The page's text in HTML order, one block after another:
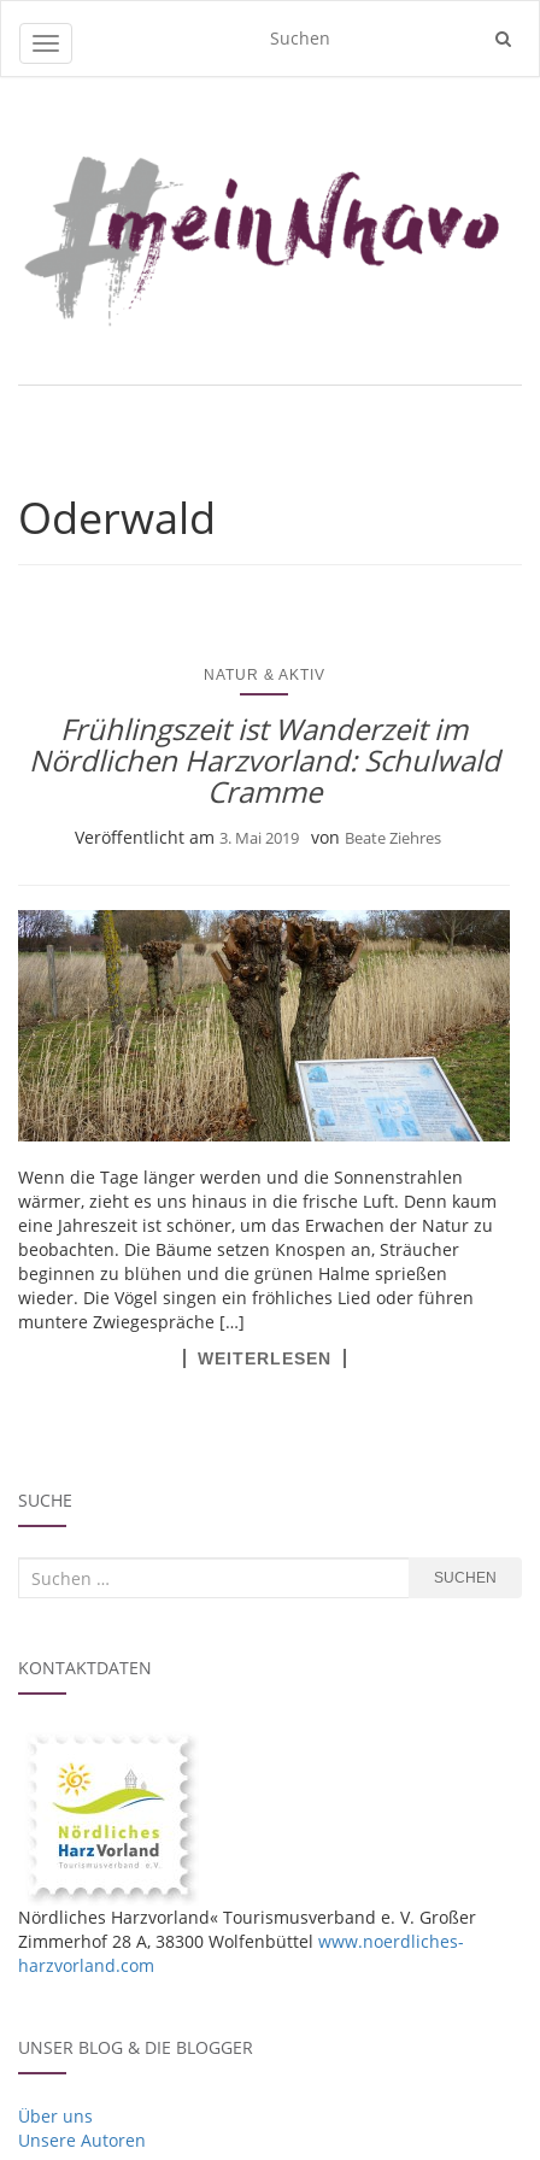
Navigation umschalten
Oderwald
NATUR & AKTIV
Frühlingszeit ist Wanderzeit im
Nördlichen Harzvorland: Schulwald
Cramme
Veröffentlicht am 3. Mai 2019 von Beate Ziehres
Wenn die Tage länger werden und die Sonnenstrahlen
wärmer, zieht es uns hinaus in die frische Luft. Denn kaum
eine Jahreszeit ist schöner, um das Erwachen der Natur zu
beobachten. Die Bäume setzen Knospen an, Sträucher
beginnen zu blühen und die grünen Halme sprießen
wieder. Die Vögel singen ein fröhliches Lied oder führen
muntere Zwiegespräche […]
WEITERLESEN
SUCHE
Suchen
nach:
SUCHEN
KONTAKTDATEN
Nördliches Harzvorland« Tourismusverband e. V. Großer
Zimmerhof 28 A, 38300 Wolfenbüttel www.noerdliches-
harzvorland.com
UNSER BLOG & DIE BLOGGER
Über uns
Unsere Autoren